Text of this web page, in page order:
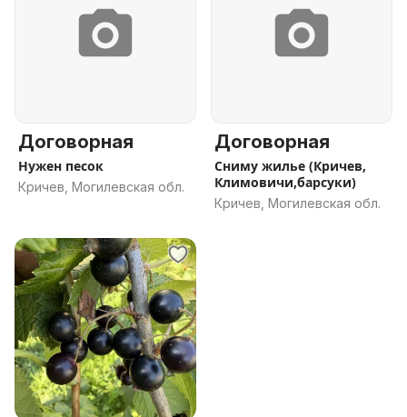
Договорная
Нужен песок
Кричев, Могилевская обл.
Договорная
Сниму жилье (Кричев,
Климовичи,барсуки)
Кричев, Могилевская обл.